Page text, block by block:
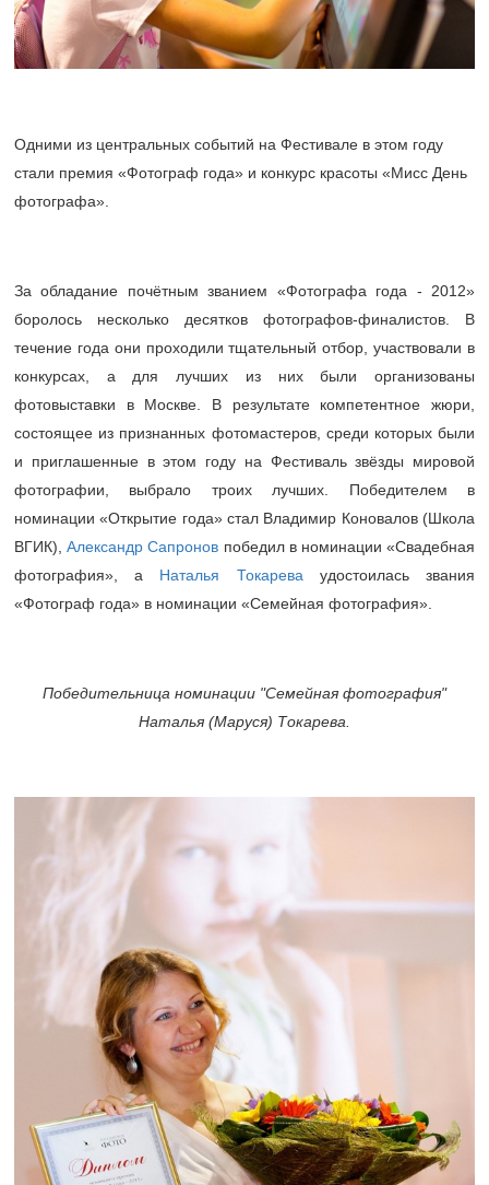
Одними из центральных событий на Фестивале в этом году
стали премия «Фотограф года» и конкурс красоты «Мисс День
фотографа».
За обладание почётным званием «Фотографа года - 2012»
боролось несколько десятков фотографов-финалистов. В
течение года они проходили тщательный отбор, участвовали в
конкурсах, а для лучших из них были организованы
фотовыставки в Москве. В результате компетентное жюри,
состоящее из признанных фотомастеров, среди которых были
и приглашенные в этом году на Фестиваль звёзды мировой
фотографии, выбрало троих лучших. Победителем в
номинации «Открытие года» стал Владимир Коновалов (Школа
ВГИК),Александр Сапронов победил в номинации «Свадебная
фотография», а Наталья Токареваудостоилась звания
«Фотограф года» в номинации «Семейная фотография».
Победительница номинации "Семейная фотография"
Наталья (Маруся) Токарева.